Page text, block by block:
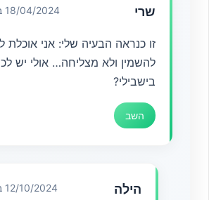
שרי 18/04/2024 בשעה 07:46
זו כנראה הבעיה שלי: אני
להשמין ולא מצליחה… אולי יש
בישבילי?
השב
הילה 12/10/2024 בשעה 20:00